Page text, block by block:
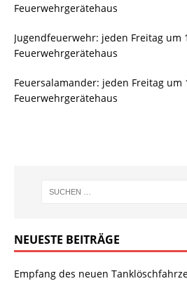
Feuerwehrgerätehaus
Jugendfeuerwehr: jeden Freitag um
Feuerwehrgerätehaus
Feuersalamander: jeden Freitag um
Feuerwehrgerätehaus
NEUESTE BEITRÄGE
Empfang des neuen